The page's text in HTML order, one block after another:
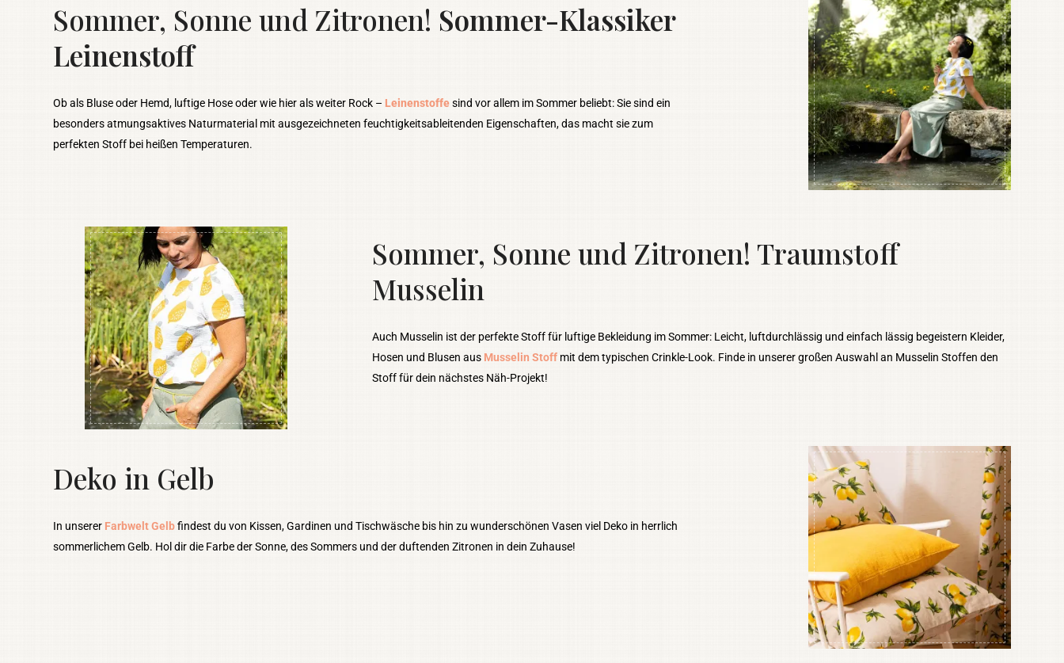
Sommer, Sonne und Zitronen! Sommer-Klassiker
Leinenstoff
Ob als Bluse oder Hemd, luftige Hose oder wie hier als weiter Rock – Leinenstoffesind vor allem im Sommer beliebt: Sie sind ein
besonders atmungsaktives Naturmaterial mit ausgezeichneten feuchtigkeitsableitenden Eigenschaften, das macht sie zum
perfekten Stoff bei heißen Temperaturen.
Sommer, Sonne und Zitronen! Traumstoff
Musselin
Auch Musselin ist der perfekte Stoff für luftige Bekleidung im Sommer: Leicht, luftdurchlässig und einfach lässig begeistern Kleider,
Hosen und Blusen aus Musselin Stoff mit dem typischen Crinkle-Look. Finde in unserer großen Auswahl an Musselin Stoffen den
Stoff für dein nächstes Näh-Projekt!
Deko in Gelb
In unserer Farbwelt Gelbfindest du von Kissen, Gardinen und Tischwäsche bis hin zu wunderschönen Vasen viel Deko in herrlich
sommerlichem Gelb. Hol dir die Farbe der Sonne, des Sommers und der duftenden Zitronen in dein Zuhause!